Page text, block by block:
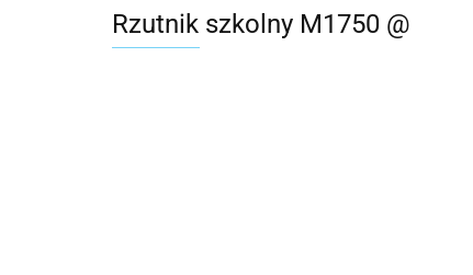
Rzutnik szkolny M1750 @